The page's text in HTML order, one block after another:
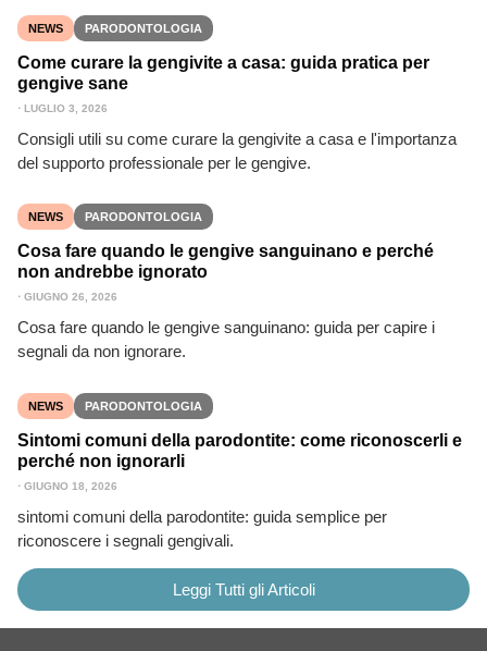
NEWS PARODONTOLOGIA
Come curare la gengivite a casa: guida pratica per
gengive sane
⋅ LUGLIO 3, 2026
Consigli utili su come curare la gengivite a casa e l'importanza
del supporto professionale per le gengive.
NEWS PARODONTOLOGIA
Cosa fare quando le gengive sanguinano e perché
non andrebbe ignorato
⋅ GIUGNO 26, 2026
Cosa fare quando le gengive sanguinano: guida per capire i
segnali da non ignorare.
NEWS PARODONTOLOGIA
Sintomi comuni della parodontite: come riconoscerli e
perché non ignorarli
⋅ GIUGNO 18, 2026
sintomi comuni della parodontite: guida semplice per
riconoscere i segnali gengivali.
Leggi Tutti gli Articoli